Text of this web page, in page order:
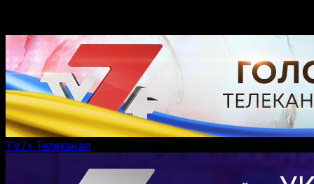
TV7+ Телеканал